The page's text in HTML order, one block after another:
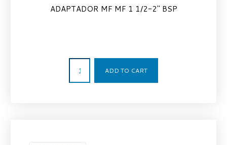
ADAPTADOR MF MF 1 1/2-2″ BSP
ADD TO CART